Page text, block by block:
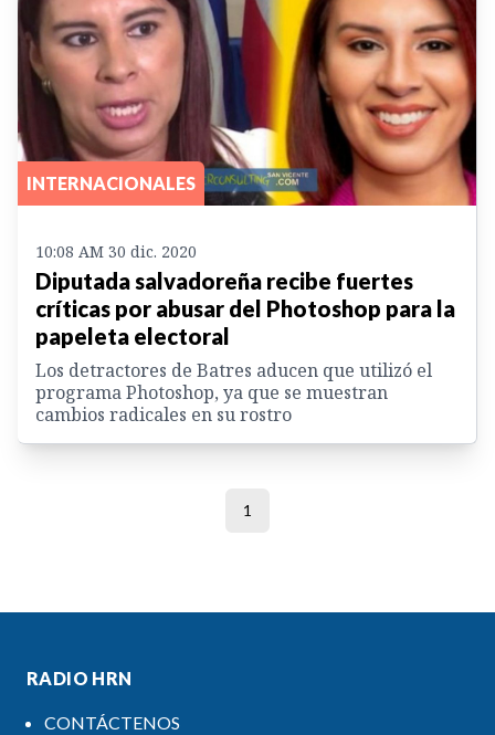
INTERNACIONALES
10:08 AM 30 dic. 2020
Diputada salvadoreña recibe fuertes
críticas por abusar del Photoshop para la
papeleta electoral
Los detractores de Batres aducen que utilizó el
programa Photoshop, ya que se muestran
cambios radicales en su rostro
1
RADIO HRN
CONTÁCTENOS